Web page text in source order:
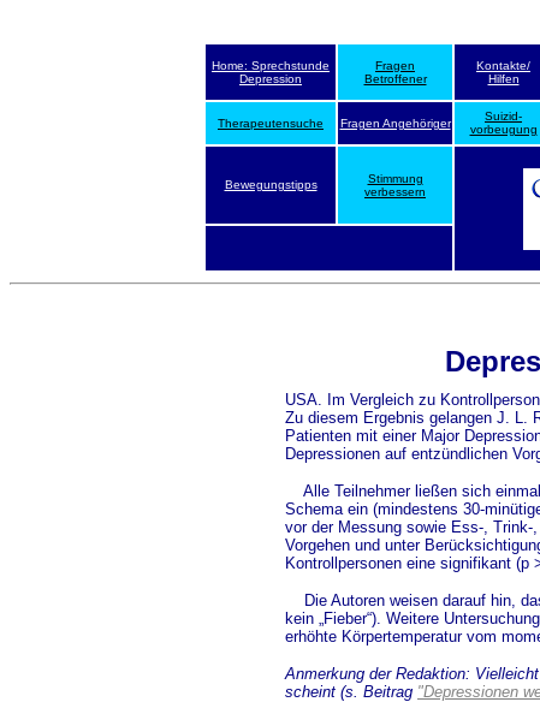
Home: Sprechstunde
Depression
Fragen
Betroffener
Kontakte/
Hilfen
Therapeutensuche Fragen Angehöriger
Suizid-
vorbeugung
Bewegungstipps
Stimmung
verbessern
USA. Im Vergleich zu
Zu diesem Ergebnis gelangen J. L.
Patienten mit einer Major
Depressionen auf entzündlichen
Alle Teilnehmer ließen sich
Schema ein (mindestens 30-
vor der Messung sowie Ess-,
Vorgehen und unter
Kontrollpersonen eine signifikant (p
Die Autoren weisen darauf hin,
kein „Fieber“). Weitere
erhöhte Körpertemperatur vom
Anmerkung der Redaktion:
scheint (s. Beitrag "Depressionen